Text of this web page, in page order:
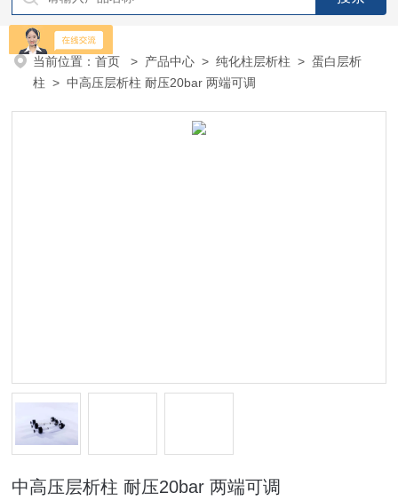
当前位置：首页 > 产品中心 >纯化柱层析柱 >蛋白层析
柱 > 中高压层析柱 耐压20bar 两端可调
中高压层析柱 耐压20bar 两端可调